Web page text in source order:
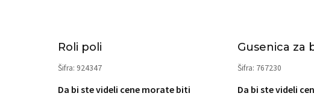
Roli poli
Šifra: 924347
Da bi ste videli cene morate biti
Gusenica za
Šifra: 767230
Da bi ste videli